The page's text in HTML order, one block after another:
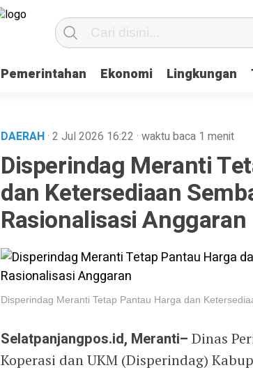
Pemerintahan Ekonomi Lingkungan
DAERAH· 2 Jul 2026 16:22 · waktu baca 1 menit
Disperindag Meranti
dan Ketersediaan
Rasionalisasi Anggaran
Disperindag Meranti Tetap Pantau Harga dan
Selatpanjangpos.id, Meranti– Dinas
Koperasi dan UKM (Disperindag)